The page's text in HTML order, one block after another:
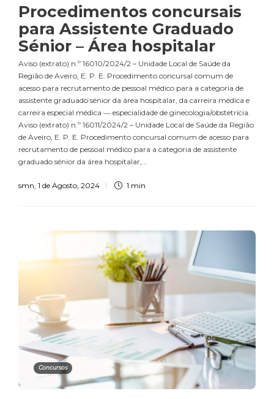
Procedimentos concursais
para Assistente Graduado
Sénior – Área hospitalar
Aviso (extrato) n.º 16010/2024/2 – Unidade Local de Saúde da
Região de Aveiro, E. P. E. Procedimento concursal comum de
acesso para recrutamento de pessoal médico para a categoria de
assistente graduado sénior da área hospitalar, da carreira médica e
carreira especial médica ― especialidade de ginecologia/obstetrícia.
Aviso (extrato) n.º 16011/2024/2 – Unidade Local de Saúde da Região
de Aveiro, E. P. E. Procedimento concursal comum de acesso para
recrutamento de pessoal médico para a categoria de assistente
graduado sénior da área hospitalar,...
smn 1 de Agosto, 2024 1 min
Concursos